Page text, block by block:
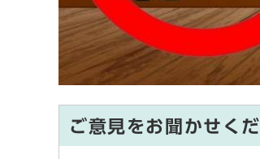
ご意見をお聞かせく